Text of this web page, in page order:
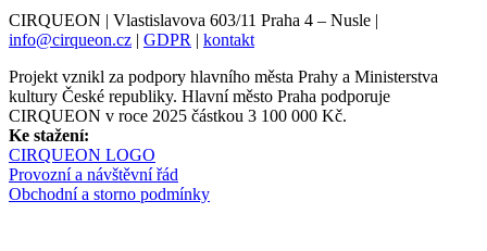
CIRQUEON | Vlastislavova 603/11 Praha 4 – Nusle |
info@cirqueon.cz | GDPR | kontakt
Projekt vznikl za podpory hlavního města Prahy a Ministerstva
kultury České republiky. Hlavní město Praha podporuje
CIRQUEON v roce 2025 částkou 3 100 000 Kč.
Ke stažení:
CIRQUEON LOGO
Provozní a návštěvní řád
Obchodní a storno podmínky